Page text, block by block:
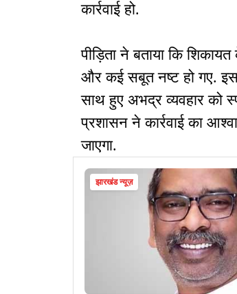
कार्रवाई हो.
पीड़िता ने बताया कि
और कई सबूत नष्ट हो गए.
साथ हुए अभद्र व्यवहार को
प्रशासन ने कार्रवाई का
जाएगा.
झारखंड न्यूज़